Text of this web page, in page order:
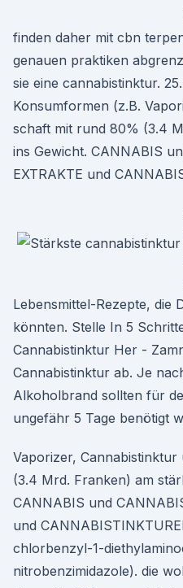
finden daher mit cbn
genauen praktiken
sie eine cannabistinktur.
Konsumformen (z.B.
schaft mit rund 80% (3.4
ins Gewicht. CANNABIS
EXTRAKTE und
Lebensmittel-Rezepte, die
könnten. Stelle In 5
Cannabistinktur Her -
Cannabistinktur ab. Je
Alkoholbrand sollten für
ungefähr 5 Tage benötigt
Vaporizer,
(3.4 Mrd. Franken) am
CANNABIS und
und
chlorbenzyl-1-
nitrobenzimidazole). die